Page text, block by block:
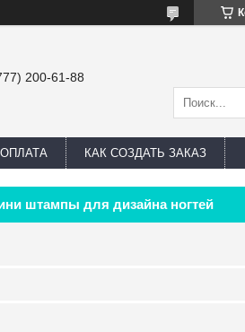
200-61-88
КАК СОЗДАТЬ ЗАКАЗ
штампы для дизайна ногтей